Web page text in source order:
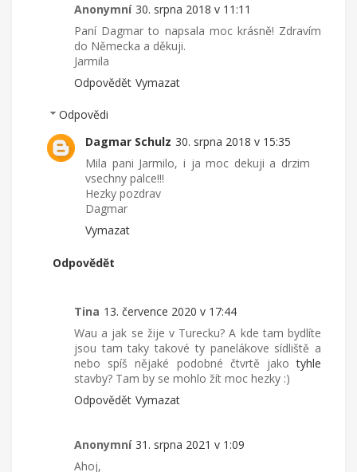
Anonymní 30. srpna 2018 v 11:11
Paní Dagmar to napsala moc krásně! Zdravím
do Německa a děkuji.
Jarmila
Odpovědět Vymazat
Odpovědi
Dagmar Schulz 30. srpna 2018 v 15:35
Mila pani Jarmilo, i ja moc dekuji a drzim
vsechny palce!!!
Hezky pozdrav
Dagmar
Vymazat
Odpovědět
Tina 13. července 2020 v 17:44
Wau a jak se žije v Turecku? A kde tam bydlíte
jsou tam taky takové ty panelákove sídliště a
nebo spíš nějaké podobné čtvrtě jakotyhle
stavby? Tam by se mohlo žít moc hezky :)
Odpovědět Vymazat
Anonymní 31. srpna 2021 v 1:09
Ahoj,